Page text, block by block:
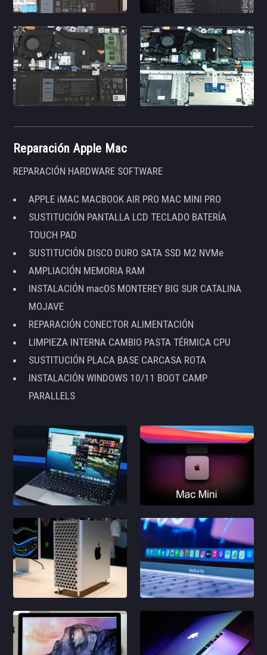
Reparación Apple Mac
REPARACIÓN HARDWARE SOFTWARE
APPLE iMAC MACBOOK AIR PRO MAC MINI PRO
SUSTITUCIÓN PANTALLA LCD TECLADO BATERÍA
TOUCH PAD
SUSTITUCIÓN DISCO DURO SATA SSD M2 NVMe
AMPLIACIÓN MEMORIA RAM
INSTALACIÓN macOS MONTEREY BIG SUR CATALINA
MOJAVE
REPARACIÓN CONECTOR ALIMENTACIÓN
LIMPIEZA INTERNA CAMBIO PASTA TÉRMICA CPU
SUSTITUCIÓN PLACA BASE CARCASA ROTA
INSTALACIÓN WINDOWS 10/11 BOOT CAMP
PARALLELS